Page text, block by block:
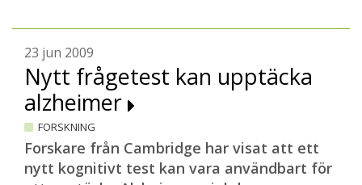
23 jun 2009
Nytt frågetest kan upptäcka
alzheimer
FORSKNING
Forskare från Cambridge har visat att ett
nytt kognitivt test kan vara användbart för